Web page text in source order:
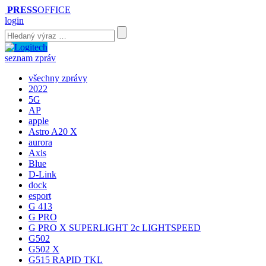
PRESSOFFICE
login
seznam zpráv
všechny zprávy
2022
5G
AP
apple
Astro A20 X
aurora
Axis
Blue
D-Link
dock
esport
G 413
G PRO
G PRO X SUPERLIGHT 2c LIGHTSPEED
G502
G502 X
G515 RAPID TKL